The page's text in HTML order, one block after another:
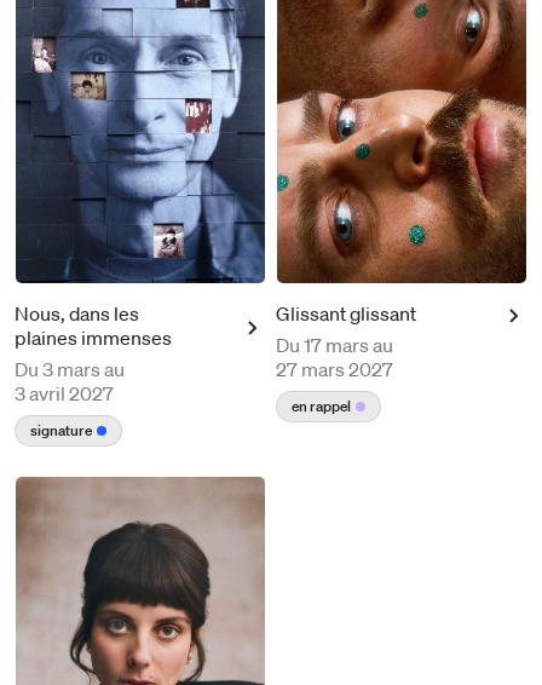
Nous, dans les
plaines immenses
Du 3 mars au
3 avril 2027
signature
Glissant glissant
Du 17 mars au
27 mars 2027
en rappel